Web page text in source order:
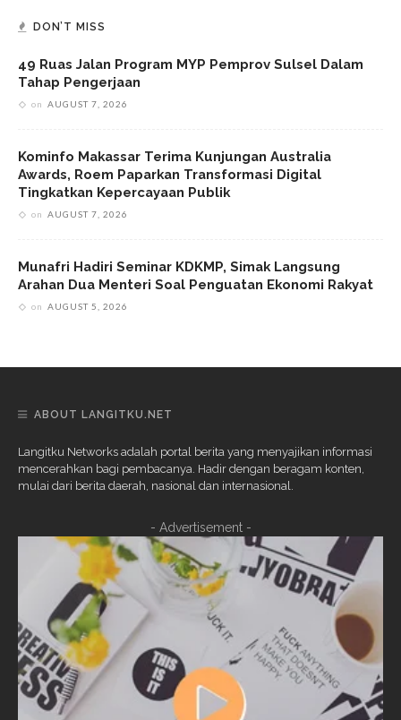
DON’T MISS
49 Ruas Jalan Program MYP Pemprov Sulsel Dalam
Tahap Pengerjaan
on AUGUST 7, 2026
Kominfo Makassar Terima Kunjungan Australia
Awards, Roem Paparkan Transformasi Digital
Tingkatkan Kepercayaan Publik
on AUGUST 7, 2026
Munafri Hadiri Seminar KDKMP, Simak Langsung
Arahan Dua Menteri Soal Penguatan Ekonomi Rakyat
on AUGUST 5, 2026
ABOUT LANGITKU.NET
Langitku Networks adalah portal berita yang menyajikan informasi
mencerahkan bagi pembacanya. Hadir dengan beragam konten,
mulai dari berita daerah, nasional dan internasional.
- Advertisement -